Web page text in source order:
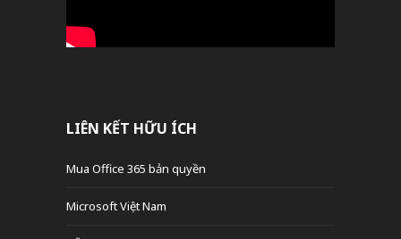
LIÊN KẾT HỮU ÍCH
Mua Office 365 bản quyền
Microsoft Việt Nam